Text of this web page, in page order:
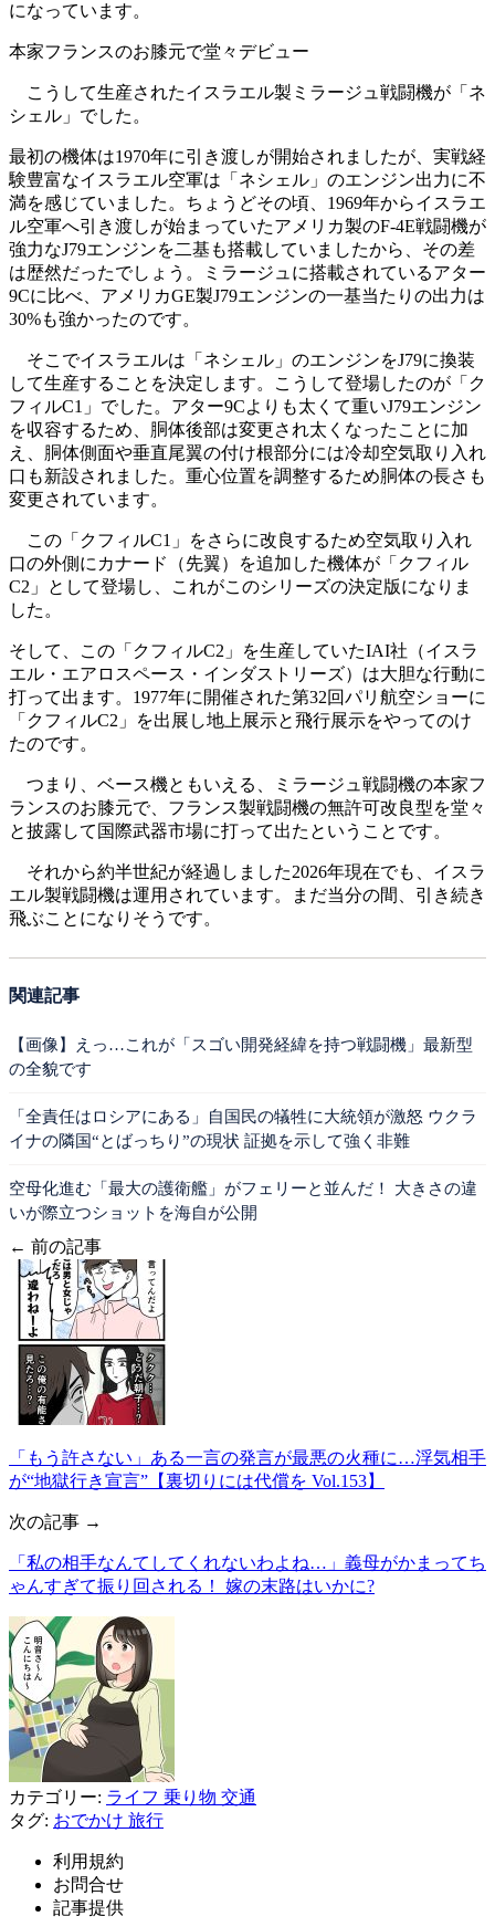
になっています。
本家フランスのお膝元で堂々デビュー
こうして生産されたイスラエル製ミラージュ戦闘機が「ネ
シェル」でした。
最初の機体は1970年に引き渡しが開始されましたが、実戦経
験豊富なイスラエル空軍は「ネシェル」のエンジン出力に不
満を感じていました。ちょうどその頃、1969年からイスラエ
ル空軍へ引き渡しが始まっていたアメリカ製のF-4E戦闘機が
強力なJ79エンジンを二基も搭載していましたから、その差
は歴然だったでしょう。ミラージュに搭載されているアター
9Cに比べ、アメリカGE製J79エンジンの一基当たりの出力は
30%も強かったのです。
そこでイスラエルは「ネシェル」のエンジンをJ79に換装
して生産することを決定します。こうして登場したのが「ク
フィルC1」でした。アター9Cよりも太くて重いJ79エンジン
を収容するため、胴体後部は変更され太くなったことに加
え、胴体側面や垂直尾翼の付け根部分には冷却空気取り入れ
口も新設されました。重心位置を調整するため胴体の長さも
変更されています。
この「クフィルC1」をさらに改良するため空気取り入れ
口の外側にカナード（先翼）を追加した機体が「クフィル
C2」として登場し、これがこのシリーズの決定版になりま
した。
そして、この「クフィルC2」を生産していたIAI社（イスラ
エル・エアロスペース・インダストリーズ）は大胆な行動に
打って出ます。1977年に開催された第32回パリ航空ショーに
「クフィルC2」を出展し地上展示と飛行展示をやってのけ
たのです。
つまり、ベース機ともいえる、ミラージュ戦闘機の本家フ
ランスのお膝元で、フランス製戦闘機の無許可改良型を堂々
と披露して国際武器市場に打って出たということです。
それから約半世紀が経過しました2026年現在でも、イスラ
エル製戦闘機は運用されています。まだ当分の間、引き続き
飛ぶことになりそうです。
関連記事
【画像】えっ…これが「スゴい開発経緯を持つ戦闘機」最新型
の全貌です
「全責任はロシアにある」自国民の犠牲に大統領が激怒 ウクラ
イナの隣国“とばっちり”の現状 証拠を示して強く非難
空母化進む「最大の護衛艦」がフェリーと並んだ！ 大きさの違
いが際立つショットを海自が公開
← 前の記事
「もう許さない」ある一言の発言が最悪の火種に…浮気相手
が“地獄行き宣言”【裏切りには代償を Vol.153】
次の記事 →
「私の相手なんてしてくれないわよね…」義母がかまってち
ゃんすぎて振り回される！ 嫁の末路はいかに?
カテゴリー: ライフ 乗り物 交通
タグ: おでかけ 旅行
利用規約
お問合せ
記事提供